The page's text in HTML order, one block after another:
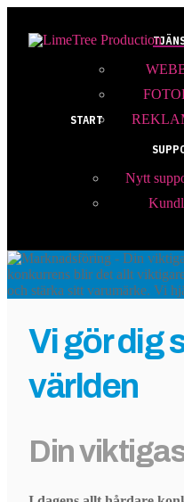
START
Nytt
Vi gör dig
världen
Din